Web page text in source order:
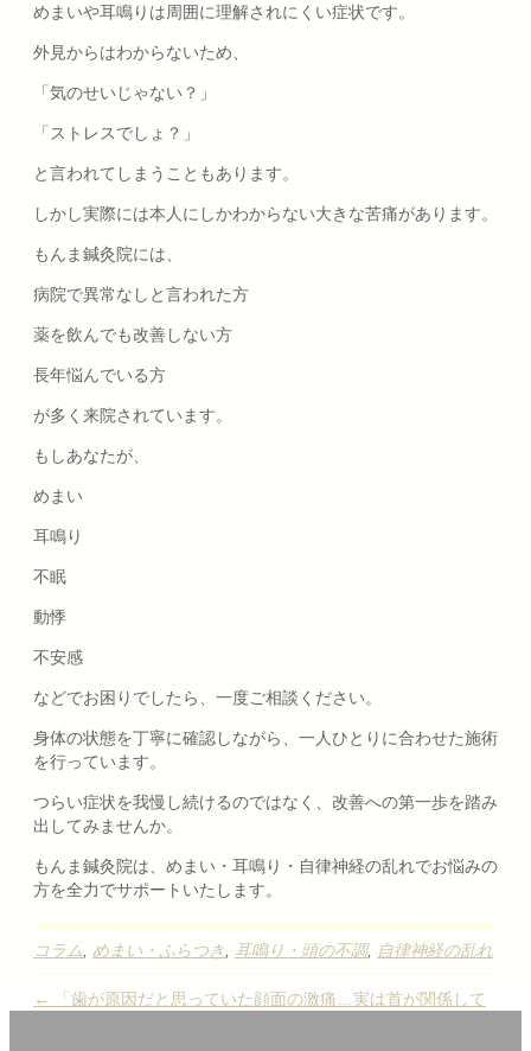
めまいや耳鳴りは周囲に理解されにくい症状です。
外見からはわからないため、
「気のせいじゃない？」
「ストレスでしょ？」
と言われてしまうこともあります。
しかし実際には本人にしかわからない大きな苦痛があります。
もんま鍼灸院には、
病院で異常なしと言われた方
薬を飲んでも改善しない方
長年悩んでいる方
が多く来院されています。
もしあなたが、
めまい
耳鳴り
不眠
動悸
不安感
などでお困りでしたら、一度ご相談ください。
身体の状態を丁寧に確認しながら、一人ひとりに合わせた施術
を行っています。
つらい症状を我慢し続けるのではなく、改善への第一歩を踏み
出してみませんか。
もんま鍼灸院は、めまい・耳鳴り・自律神経の乱れでお悩みの
方を全力でサポートいたします。
コラム めまい・ふらつき 耳鳴り・頭の不調, 自律神経の乱れ
← 「歯が原因だと思っていた顔面の激痛…実は首が関係して